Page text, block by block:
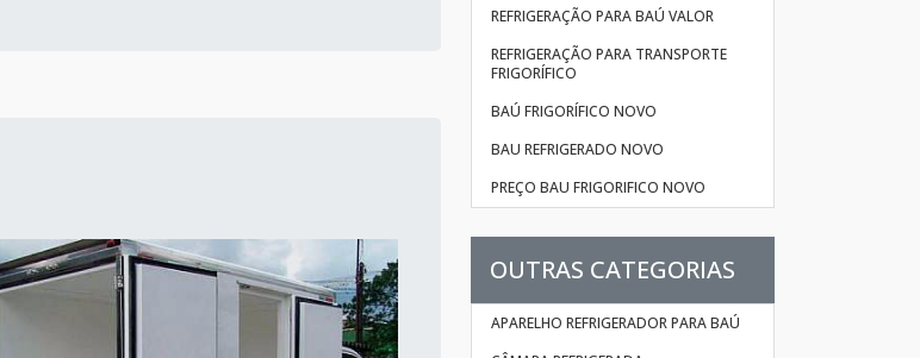
REFRIGERAÇÃO PARA BAÚ VALOR
REFRIGERAÇÃO PARA TRANSPORTE
FRIGORÍFICO
BAÚ FRIGORÍFICO NOVO
BAU REFRIGERADO NOVO
PREÇO BAU FRIGORIFICO NOVO
OUTRAS CATEGORIAS
APARELHO REFRIGERADOR PARA BAÚ